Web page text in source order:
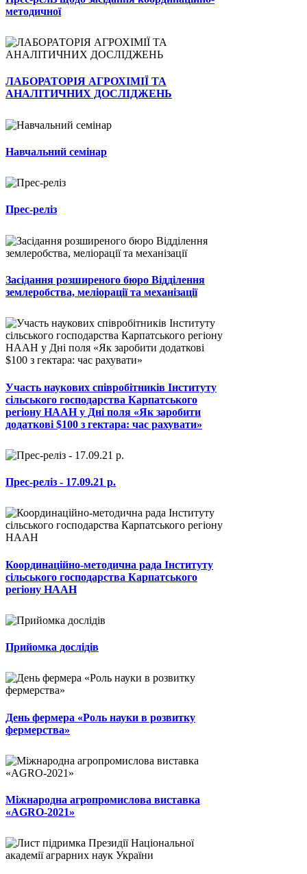
методичної
ЛАБОРАТОРІЯ АГРОХІМІЇ ТА
АНАЛІТИЧНИХ ДОСЛІДЖЕНЬ
Навчальний семінар
Прес-реліз
Засідання розширеного бюро Відділення
землеробства, меліорації та механізації
Участь наукових співробітників Інституту
сільського господарства Карпатського
регіону НААН у Дні поля «Як заробити
додаткові $100 з гектара: час рахувати»
Прес-реліз - 17.09.21 р.
Координаційно-методична рада Інституту
сільського господарства Карпатського
регіону НААН
Прийомка дослідів
День фермера «Роль науки в розвитку
фермерства»
Міжнародна агропромислова виставка
«AGRO-2021»